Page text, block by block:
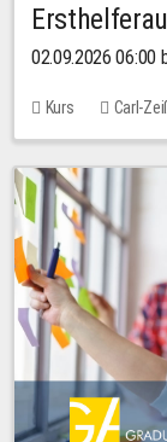
02.09.2026 06:00
Kurs Carl-